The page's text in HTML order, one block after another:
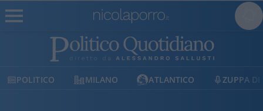
MILANO ATLANTICO ZUPPA DI PORRO